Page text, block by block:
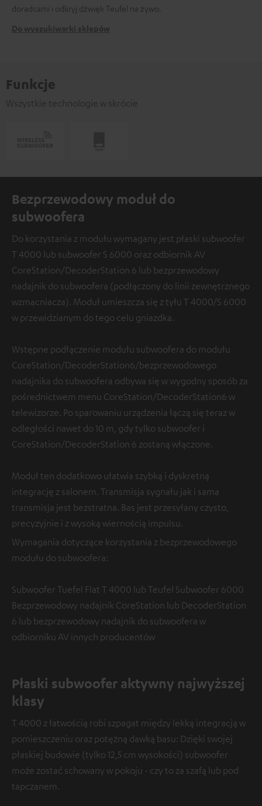
doradcami i odkryj dźwięk Teufel na żywo.
Do wyszukiwarki sklepów
Funkcje
Wszystkie technologie w skrócie
Bezprzewodowy moduł do
subwoofera
Do korzystania z modułu wymagany jest płaski subwoofer
T 4000 lub subwoofer S 6000 oraz odbiornik AV
CoreStation/DecoderStation 6 lub bezprzewodowy
nadajnik do subwoofera (podłączony do linii zewnętrznego
wzmacniacza). Moduł umieszcza się z tyłu T 4000/S 6000
w przewidzianym do tego celu gniazdka.
Wstępne podłączenie modułu subwoofera do modułu
CoreStation/DecoderStation6/bezprzewodowego
nadajnika do subwoofera odbywa się w wygodny sposób za
pośrednictwem menu CoreStation/DecoderStation6 w
telewizorze. Po sparowaniu urządzenia łączą się teraz w
odległości nawet do 10 m, gdy tylko subwoofer i
CoreStation/DecoderStation 6 zostaną włączone.
Moduł ten dodatkowo ułatwia szybką i dyskretną
integrację z salonem. Transmisja sygnału jak i sama
transmisja jest bezstratna. Bas jest przesyłany czysto,
precyzyjnie i z wysoką wiernością impulsu.
Wymagania dotyczące korzystania z bezprzewodowego
modułu do subwoofera:
Subwoofer Tuefel Flat T 4000 lub Teufel Subwoofer 6000
Bezprzewodowy nadajnik CoreStation lub DecoderStation
6 lub bezprzewodowy nadajnik do subwoofera w
odbiorniku AV innych producentów
Płaski subwoofer aktywny najwyższej
klasy
T 4000 z łatwością robi szpagat między lekką integracją w
pomieszczeniu oraz potężną dawką basu: Dzięki swojej
płaskiej budowie (tylko 12,5 cm wysokości) subwoofer
może zostać schowany w pokoju - czy to za szafą lub pod
tapczanem.